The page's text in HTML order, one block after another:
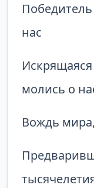
нас
молись о
Вождь